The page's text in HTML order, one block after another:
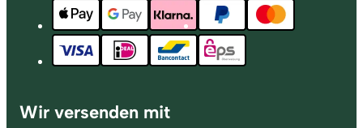
Wir versenden mit